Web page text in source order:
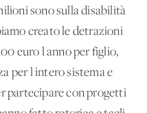
sono sulla disabilità
creato le detrazioni
euro l'anno per figlio,
per l'intero sistema e
partecipare con progetti